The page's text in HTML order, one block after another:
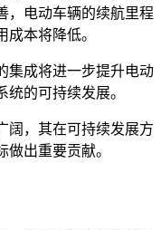
，电动车辆的续航里程
本将降低。
集成将进一步提升电动
的可持续发展。
阔，其在可持续发展方
出重要贡献。